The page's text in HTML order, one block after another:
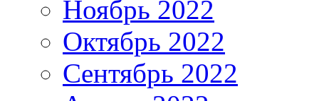
Ноябрь 2022
Октябрь 2022
Сентябрь 2022